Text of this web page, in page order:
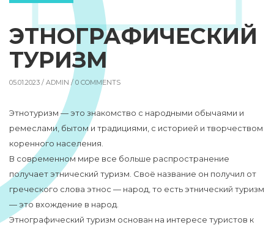
ЭТНОГРАФИЧЕСКИЙ
ТУРИЗМ
05.01.2023 / ADMIN / 0 COMMENTS
Этнотуризм — это знакомство с народными обычаями и
ремеслами, бытом и традициями, с историей и творчеством
коренного населения.
В современном мире все больше распространение
получает этнический туризм. Своё название он получил от
греческого слова этнос — народ, то есть этнический туризм
— это вхождение в народ.
Этнографический туризм основан на интересе туристов к